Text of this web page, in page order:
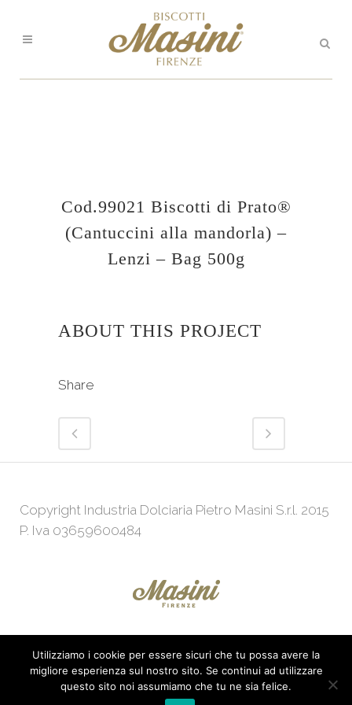
Cod.99021 Biscotti di Prato®
(Cantuccini alla mandorla) –
Lenzi – Bag 500g
ABOUT THIS PROJECT
Share
Copyright Industria Dolciaria Pietro Masini S.r.l. 2015
P. Iva 03659600484
Powered byWeb Agency KeepUp
Utilizziamo i cookie per essere sicuri che tu possa avere la
migliore esperienza sul nostro sito. Se continui ad utilizzare
questo sito noi assumiamo che tu ne sia felice.